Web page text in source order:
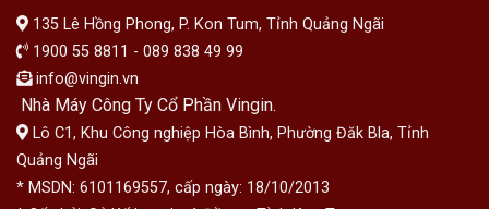
135 Lê Hồng Phong, P. Kon Tum, Tỉnh Quảng Ngãi
1900 55 8811 - 089 838 49 99
info@vingin.vn
Nhà Máy Công Ty Cổ Phần Vingin.
Lô C1, Khu Công nghiệp Hòa Bình, Phường Đăk Bla, Tỉnh
Quảng Ngãi
* MSDN: 6101169557, cấp ngày: 18/10/2013